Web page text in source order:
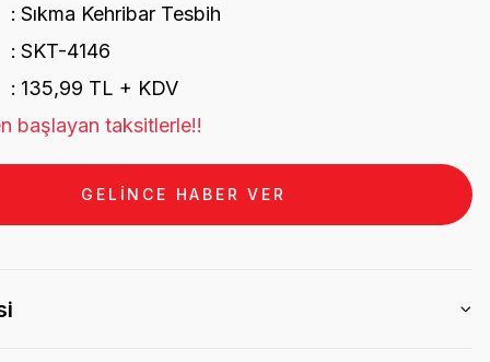
Sıkma Kehribar Tesbih
SKT-4146
135,99 TL + KDV
başlayan taksitlerle!!
GELİNCE HABER VER